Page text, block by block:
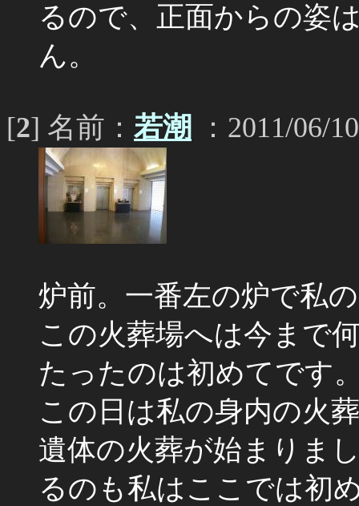
るので、正面からの姿
ん。
[2] 名前： 若潮 ：2011/06/
炉前。一番左の炉で私
この火葬場へは今まで
たったのは初めてです
この日は私の身内の火
遺体の火葬が始まりま
るのも私はここでは初